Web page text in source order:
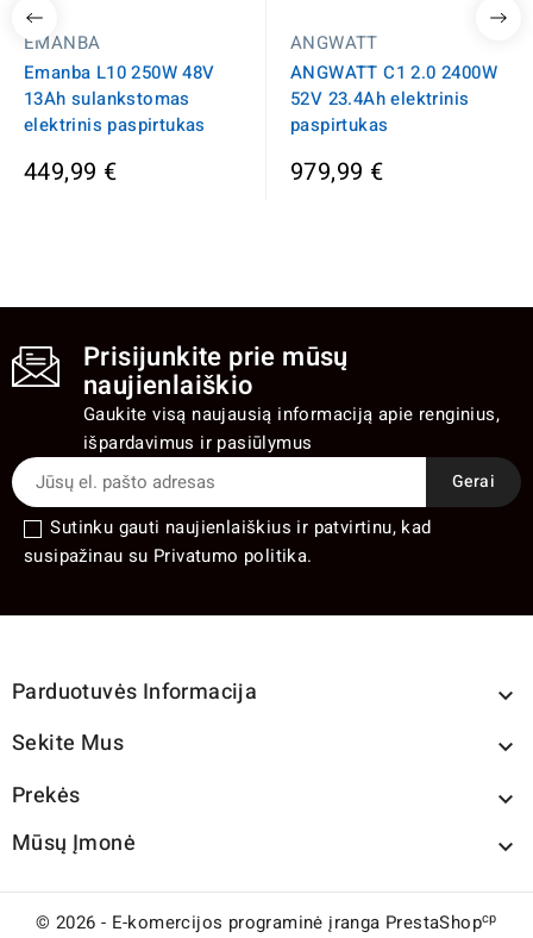
EMANBA
Emanba L10 250W 48V
13Ah sulankstomas
elektrinis paspirtukas
449,99 €
ANGWATT
ANGWATT C1 2.0 2400W
52V 23.4Ah elektrinis
paspirtukas
979,99 €
Prisijunkite prie mūsų
naujienlaiškio
Gaukite visą naujausią informaciją apie renginius,
išpardavimus ir pasiūlymus
Sutinku gauti naujienlaiškius ir patvirtinu, kad
susipažinau su Privatumo politika.
Parduotuvės Informacija 
Sekite Mus 
Prekės 
Mūsų Įmonė 
© 2026 - E-komercijos programinė įranga PrestaShopcp